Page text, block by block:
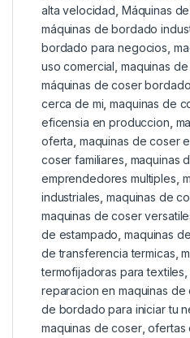
alta velocidad Máquinas
máquinas de bordado
bordado para negocios
uso comercial maquinas
máquinas de coser
cerca de mi ,maquinas de
eficensia en produccion
oferta maquinas de coser
coser familiares maquinas
emprendedores multiples
industriales ,maquinas de
maquinas de coser
de estampado ,maquinas
de transferencia termicas ,
termofijadoras para textiles
reparacion en maquinas de
de bordado para iniciar tu
maquinas de coser,ofertas